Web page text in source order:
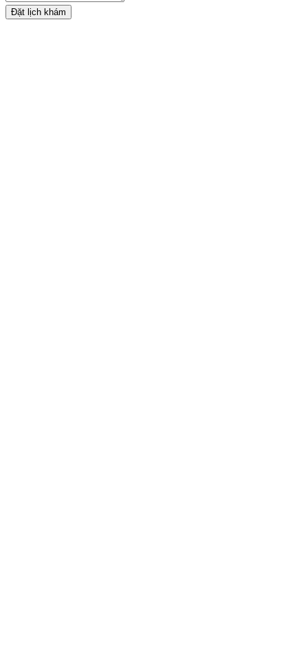
Đặt lịch khám